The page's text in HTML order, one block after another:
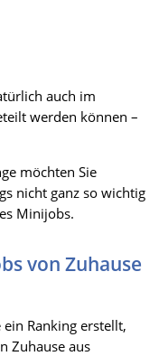
auch im
werden können –
möchten Sie
nicht ganz so wichtig
Minijobs.
von Zuhause
Ranking erstellt,
Zuhause aus